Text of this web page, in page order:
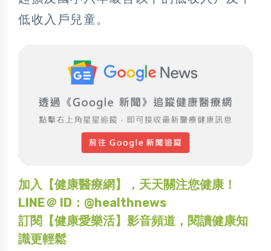
低收入戶兒童。
加入【健康醫療網】，天天關注您健康！
LINE＠ ID：@healthnews
訂閱【健康愛樂活】影音頻道，閱讀健康知
識更輕鬆